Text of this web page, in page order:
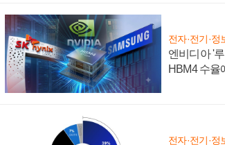
전자·전기·정
엔비디아 '
HBM4 수율
전자·전기·정